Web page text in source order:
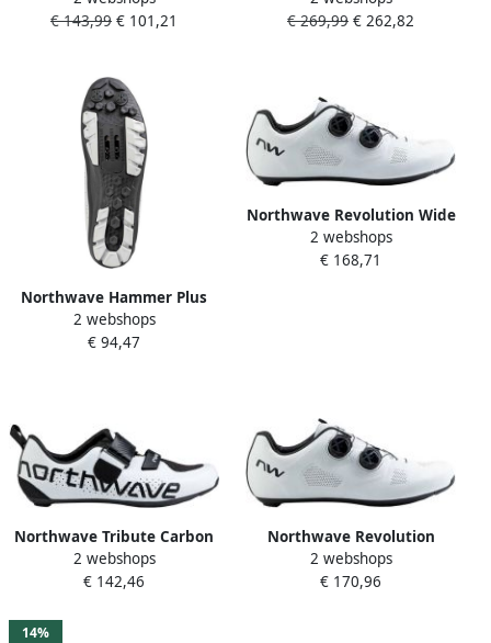
€ 143,99 € 101,21
€ 269,99 € 262,82
Northwave Hammer Plus
Mtb-schoenen Wit Man
2 webshops
€ 94,47
Northwave Revolution Wide
Raceschoenen Wit Man
2 webshops
€ 168,71
Northwave Tribute Carbon
Raceschoenen Wit Man
2 webshops
€ 142,46
Northwave Revolution
Raceschoenen Wit Man
2 webshops
€ 170,96
14%